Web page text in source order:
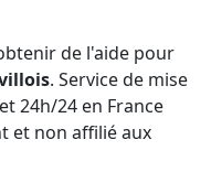
de l'aide pour
. Service de mise
24h/24 en France
et non affilié aux